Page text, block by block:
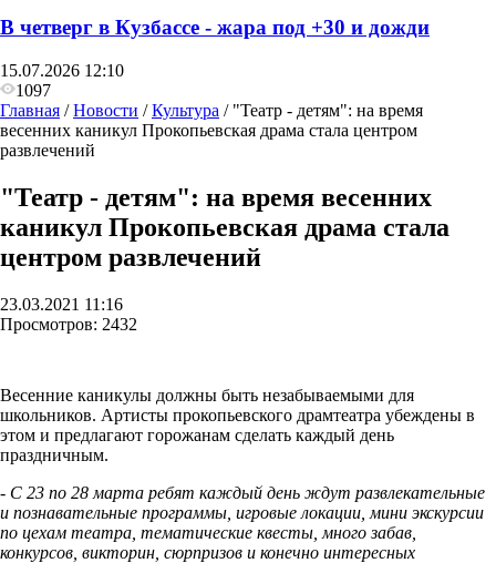
В четверг в Кузбассе - жара под +30 и дожди
15.07.2026 12:10
1097
Главная /Новости /Культура / "Театр - детям": на время
весенних каникул Прокопьевская драма стала центром
развлечений
"Театр - детям": на время весенних
каникул Прокопьевская драма стала
центром развлечений
23.03.2021 11:16
Просмотров: 2432
Весенние каникулы должны быть незабываемыми для
школьников. Артисты прокопьевского драмтеатра убеждены в
этом и предлагают горожанам сделать каждый день
праздничным.
- С 23 по 28 марта ребят каждый день ждут развлекательные
и познавательные программы, игровые локации, мини экскурсии
по цехам театра, тематические квесты, много забав,
конкурсов, викторин, сюрпризов и конечно интересных